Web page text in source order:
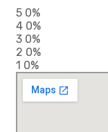
5 0%
4 0%
3 0%
2 0%
1 0%